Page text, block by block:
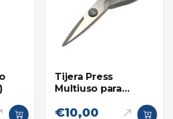
Tijera Press
Multiuso para
€10,00